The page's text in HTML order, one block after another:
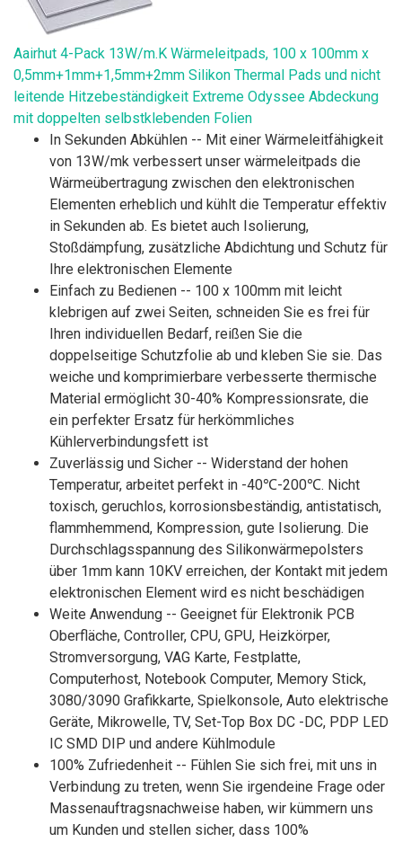
Aairhut 4-Pack 13W/m.K Wärmeleitpads, 100 x 100mm x
0,5mm+1mm+1,5mm+2mm Silikon Thermal Pads und nicht
leitende Hitzebeständigkeit Extreme Odyssee Abdeckung
mit doppelten selbstklebenden Folien
In Sekunden Abkühlen -- Mit einer Wärmeleitfähigkeit
von 13W/mk verbessert unser wärmeleitpads die
Wärmeübertragung zwischen den elektronischen
Elementen erheblich und kühlt die Temperatur effektiv
in Sekunden ab. Es bietet auch Isolierung,
Stoßdämpfung, zusätzliche Abdichtung und Schutz für
Ihre elektronischen Elemente
Einfach zu Bedienen -- 100 x 100mm mit leicht
klebrigen auf zwei Seiten, schneiden Sie es frei für
Ihren individuellen Bedarf, reißen Sie die
doppelseitige Schutzfolie ab und kleben Sie sie. Das
weiche und komprimierbare verbesserte thermische
Material ermöglicht 30-40% Kompressionsrate, die
ein perfekter Ersatz für herkömmliches
Kühlerverbindungsfett ist
Zuverlässig und Sicher -- Widerstand der hohen
Temperatur, arbeitet perfekt in -40℃-200℃. Nicht
toxisch, geruchlos, korrosionsbeständig, antistatisch,
flammhemmend, Kompression, gute Isolierung. Die
Durchschlagsspannung des Silikonwärmepolsters
über 1mm kann 10KV erreichen, der Kontakt mit jedem
elektronischen Element wird es nicht beschädigen
Weite Anwendung -- Geeignet für Elektronik PCB
Oberfläche, Controller, CPU, GPU, Heizkörper,
Stromversorgung, VAG Karte, Festplatte,
Computerhost, Notebook Computer, Memory Stick,
3080/3090 Grafikkarte, Spielkonsole, Auto elektrische
Geräte, Mikrowelle, TV, Set-Top Box DC -DC, PDP LED
IC SMD DIP und andere Kühlmodule
100% Zufriedenheit -- Fühlen Sie sich frei, mit uns in
Verbindung zu treten, wenn Sie irgendeine Frage oder
Massenauftragsnachweise haben, wir kümmern uns
um Kunden und stellen sicher, dass 100%